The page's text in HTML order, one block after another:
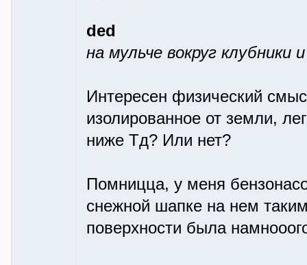
ded
на мульче вокруг клубники
Интересен физический
изолированное от земли,
ниже Тд? Или нет?
Помницца, у меня
снежной шапке на нем
поверхности была